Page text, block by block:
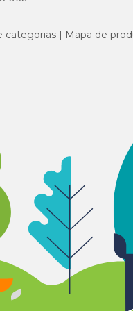
categorias Mapa de